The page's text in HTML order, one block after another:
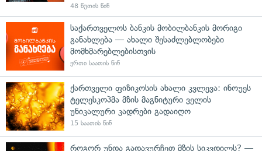
48 წუთის წინ
საქართველოს ბანკის მობილბანკის მორიგი
განახლება — ახალი შესაძლებლობები
მომხმარებლებისთვის
ერთი საათის წინ
ქართველი ფიზიკოსის ახალი კვლევა: ინოუეს
ტელესკოპმა მზის მაგნიტური ველის
უნიკალური კადრები გადაიღო
15 საათის წინ
როგორ უნდა გადავურჩეთ მზის სიკვდილს? —